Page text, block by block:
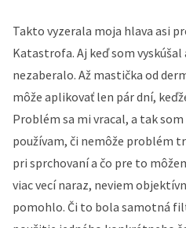
Takto vyzerala moja hlava asi
Katastrofa. Aj keď som
nezaberalo. Až mastička od
môže aplikovať len pár dní,
Problém sa mi vracal, a tak
používam, či nemôže problém
pri sprchovaní a čo pre to
viac vecí naraz, neviem
pomohlo. Či to bola samotná